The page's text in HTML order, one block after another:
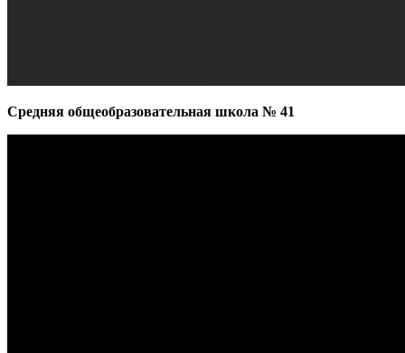
Средняя общеобразовательная школа № 41